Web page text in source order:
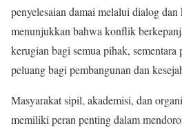
penyelesaian damai melalui dialog dan
menunjukkan bahwa konflik
kerugian bagi semua pihak, sementara
peluang bagi pembangunan dan
Masyarakat sipil, akademisi, dan
memiliki peran penting dalam